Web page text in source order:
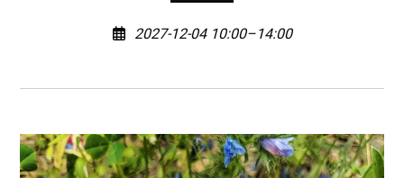
2027-12-04 10:00–14:00